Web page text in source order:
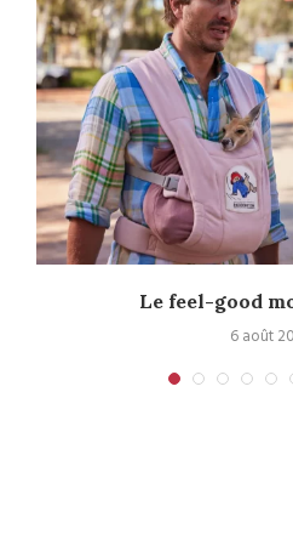
Le feel-good
6 août